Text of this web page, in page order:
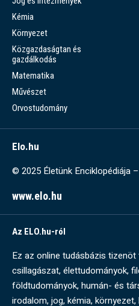
Kémia
Környezet
Közgazdaságtan és
gazdálkodás
Matematika
Művészet
Orvostudomány
Elo.hu
© 2025 Életünk Enciklopédiája
www.elo.hu
Az ELO.hu-ról
Ez az online tudásbázis
csillagászat, élettudományok,
földtudományok, humán- és
irodalom, jog, kémia,